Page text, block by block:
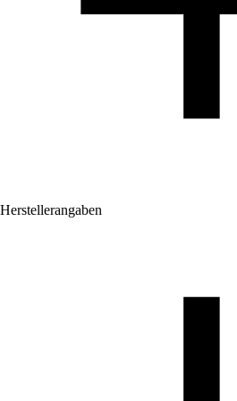
Herstellerangaben